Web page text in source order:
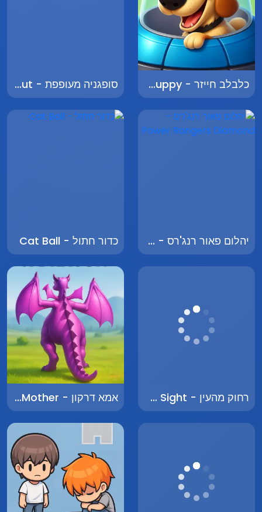
כלבלב חייזר - Alien Puppy סופגניה מעופפת - Flying Donut
יהלום פאור רנג'רס - Power Rangers Diamond כדור חתול - Cat Ball
רחוק מהעין - Far From Sight אמא דרקון - Dragon Mother